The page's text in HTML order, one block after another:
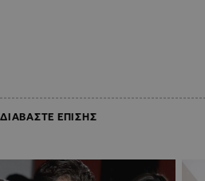
ΔΙΑΒΑΣΤΕ ΕΠΙΣΗΣ